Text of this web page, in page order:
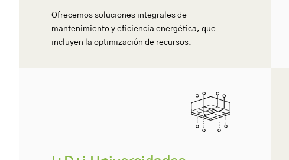
Ofrecemos soluciones integrales de
mantenimiento y eficiencia energética, que
incluyen la optimización de recursos.